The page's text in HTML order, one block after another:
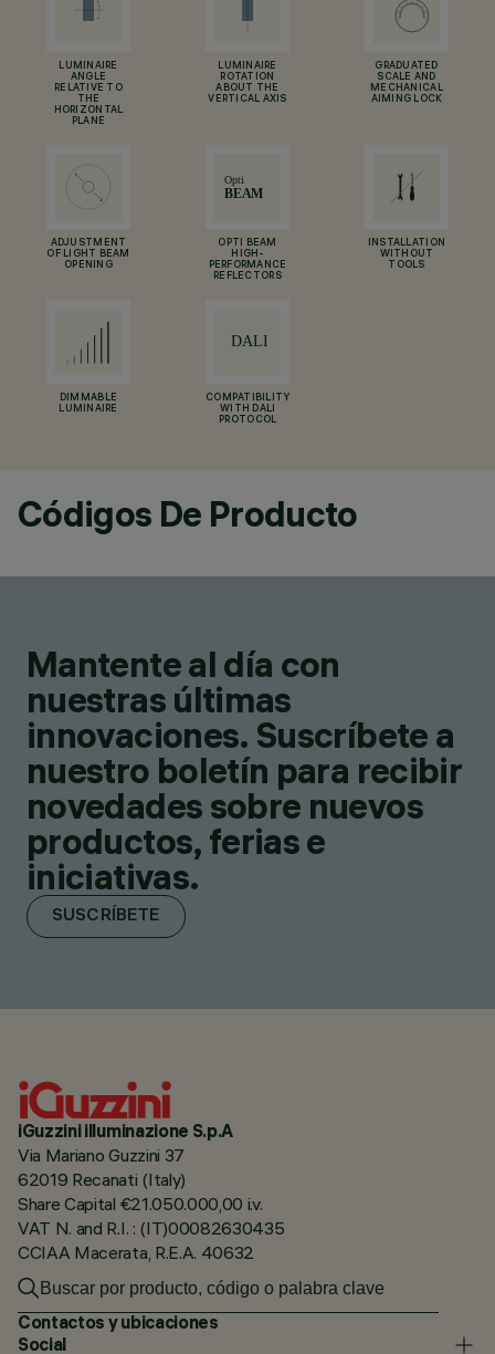
LUMINAIRE
ANGLE
RELATIVE TO
THE
HORIZONTAL
PLANE
LUMINAIRE
ROTATION
ABOUT THE
VERTICAL AXIS
GRADUATED
SCALE AND
MECHANICAL
AIMING LOCK
ADJUSTMENT
OF LIGHT BEAM
OPENING
OPTI BEAM
HIGH-
PERFORMANCE
REFLECTORS
INSTALLATION
WITHOUT
TOOLS
DIMMABLE
LUMINAIRE
COMPATIBILITY
WITH DALI
PROTOCOL
Códigos De Producto
Mantente al día con
nuestras últimas
innovaciones. Suscríbete a
nuestro boletín para recibir
novedades sobre nuevos
productos, ferias e
iniciativas.
SUSCRÍBETE
iGuzzini illuminazione S.p.A
Via Mariano Guzzini 37
62019 Recanati (Italy)
Share Capital €21.050.000,00 i.v.
VAT N. and R.I. : (IT)00082630435
CCIAA Macerata, R.E.A. 40632
Contactos y ubicaciones
Social